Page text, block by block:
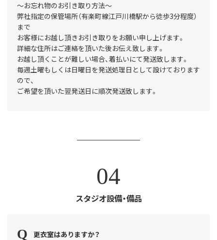
〜お忘れ物のお引き取り方法〜
弊社指定の保管場所（有楽町線江戸川橋駅から徒歩3分程度）
まで
お客様にお越し頂きお引き取りをお願い申し上げます。
詳細な住所はご連絡を頂いた後お伝え致します。
お越し頂くことが難しい場合、着払いにて発送致します。
毎週土曜もしくは日曜日を発送処理日として設けております
ので、
ご希望を頂いた翌発送日に順次発送致します。
04
スタジオ設備・備品
更衣室はありますか？